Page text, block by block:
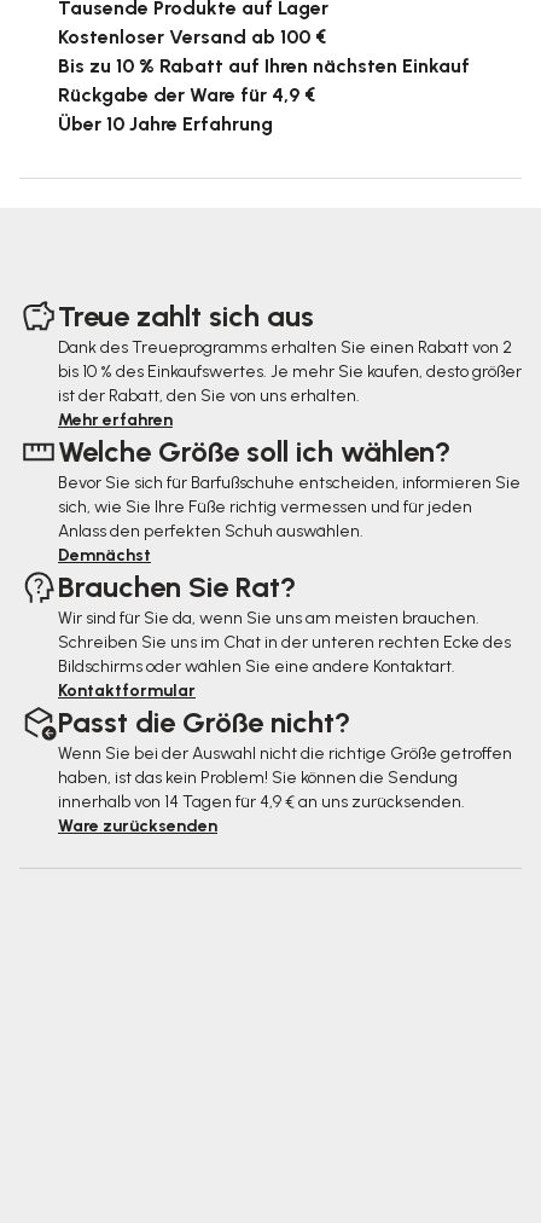
Tausende Produkte auf Lager
Kostenloser Versand ab 100 €
Bis zu 10 % Rabatt auf Ihren nächsten Einkauf
Rückgabe der Ware für 4,9 €
Über 10 Jahre Erfahrung
Treue zahlt sich aus
Dank des Treueprogramms erhalten Sie einen Rabatt von 2
bis 10 % des Einkaufswertes. Je mehr Sie kaufen, desto größer
ist der Rabatt, den Sie von uns erhalten.
Mehr erfahren
Welche Größe soll ich wählen?
Bevor Sie sich für Barfußschuhe entscheiden, informieren Sie
sich, wie Sie Ihre Füße richtig vermessen und für jeden
Anlass den perfekten Schuh auswählen.
Demnächst
Brauchen Sie Rat?
Wir sind für Sie da, wenn Sie uns am meisten brauchen.
Schreiben Sie uns im Chat in der unteren rechten Ecke des
Bildschirms oder wählen Sie eine andere Kontaktart.
Kontaktformular
Passt die Größe nicht?
Wenn Sie bei der Auswahl nicht die richtige Größe getroffen
haben, ist das kein Problem! Sie können die Sendung
innerhalb von 14 Tagen für 4,9 € an uns zurücksenden.
Ware zurücksenden